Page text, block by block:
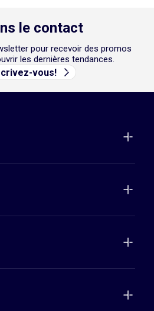
le contact
pour recevoir des promos
les dernières tendances.
vous!